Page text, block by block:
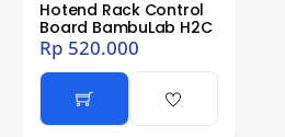
Hotend Rack Control
Board BambuLab H2C
Rp 520.000